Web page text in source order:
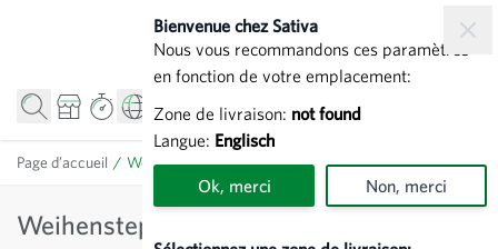
Bienvenue chez Sativa
Nous vous recommandons ces paramètres
en fonction de votre emplacement:
Zone de livraison: not found
Langue: Englisch
Ok, merci Non, merci
Page d’accueil / Weihenstephaner 3 Population - Mais fourrager
Weihenstephaner 3 Population - Mais